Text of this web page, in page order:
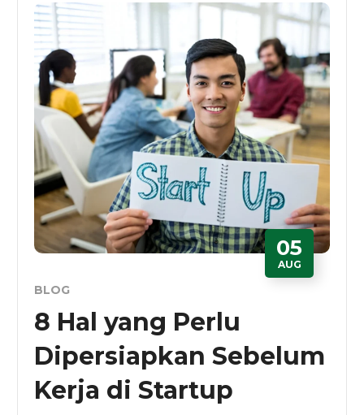
05
AUG
BLOG
8 Hal yang Perlu
Dipersiapkan Sebelum
Kerja di Startup